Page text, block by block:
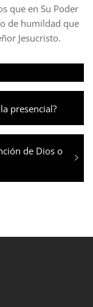
que en Su Poder
de humildad que
Jesucristo.
presencial?
de Dios o